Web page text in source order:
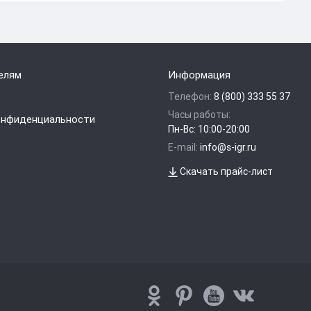
Информация
Телефон: 8 (800) 333 55 37
Часы работы:
Пн-Вс: 10:00-20:00
E-mail: info@s-igr.ru
Скачать прайс-лист